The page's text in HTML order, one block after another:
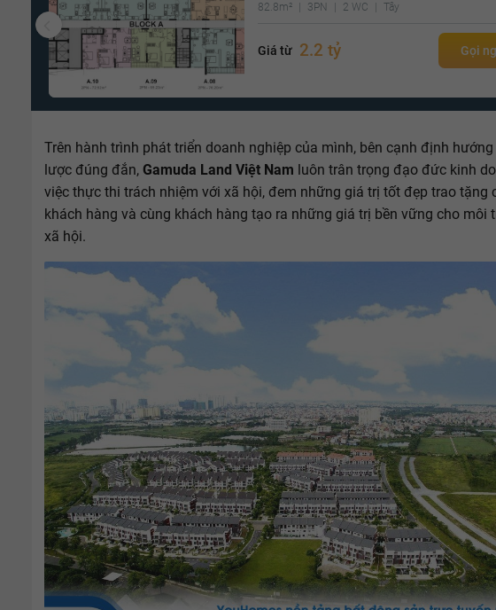
82.8m²
3PN 2 WC Tây
Giá từ 2.2 tỷ Gọi
Trên hành trình phát triển doanh nghiệp của mình, bên cạnh định hướng
lược đúng đắn, Gamuda Land Việt Nam luôn trân trọng đạo đức kinh
việc thực thi trách nhiệm với xã hội, đem những giá trị tốt đẹp trao tặng
khách hàng và cùng khách hàng tạo ra những giá trị bền vững cho môi
xã hội.